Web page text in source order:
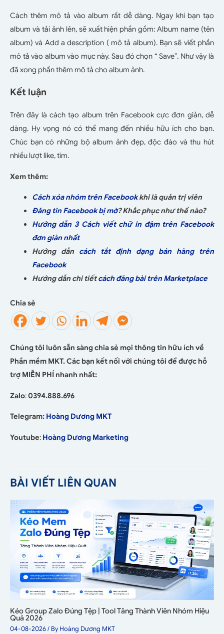
Cách thêm mô tả vào album rất dễ dàng. Ngay khi bạn tạo
album và tải ảnh lên, sẽ xuất hiện phần gồm: Album name (tên
album) và Add a description ( mô tả album). Bạn sẽ viết phần
mô tả vào album vào mục này. Sau đó chọn “ Save”. Như vậy là
đã xong phần thêm mô tả cho album ảnh.
Kết luận
Trên đây là cách tạo album trên Facebook cực đơn giản, dễ
dàng. Hy vọng nó có thể mang đến nhiều hữu ích cho bạn.
Chúc bạn có những bộ album ảnh đẹp, độc đáo và thu hút
nhiều lượt like, tim.
Xem thêm:
Cách xóa nhóm trên Facebookkhi là quản trị viên
Đăng tin Facebook bị mờ? Khắc phục như thế nào?
Hướng dẫn 3 Cách viết chữ in đậm trên Facebook
đơn giản nhất
Hướng dẫn cách tắt định dạng bán hàng trên
Facebook
Hướng dẫn chi tiếtcách đăng bài trên Marketplace
Chia sẻ
Chúng tôi luôn sẵn sàng chia sẻ mọi thông tin hữu ích về
Phần mềm MKT. Các bạn kết nối với chúng tôi để được hỗ
trợ MIỄN PHÍ nhanh nhất:
Zalo:0394.888.696
Telegram: Hoàng Dương MKT
Youtube: Hoàng Dương Marketing
BÀI VIẾT LIÊN QUAN
Kéo Group Zalo Đúng Tệp | Tool Tăng Thành Viên Nhóm Hiệu
Quả 2026
04-08-2026/ ByHoàng Dương MKT